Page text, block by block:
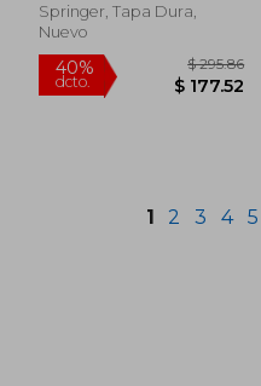
Springer, Tapa Dura,
Nuevo
1 2 3 4 5